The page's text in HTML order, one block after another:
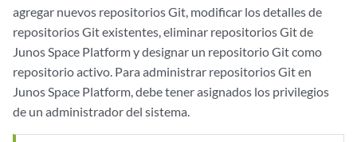
agregar nuevos repositorios Git, modificar los detalles de
repositorios Git existentes, eliminar repositorios Git de
Junos Space Platform y designar un repositorio Git como
repositorio activo. Para administrar repositorios Git en
Junos Space Platform, debe tener asignados los privilegios
de un administrador del sistema.